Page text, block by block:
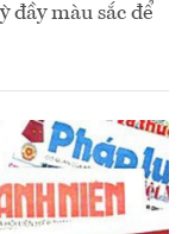
đầy màu sắc để